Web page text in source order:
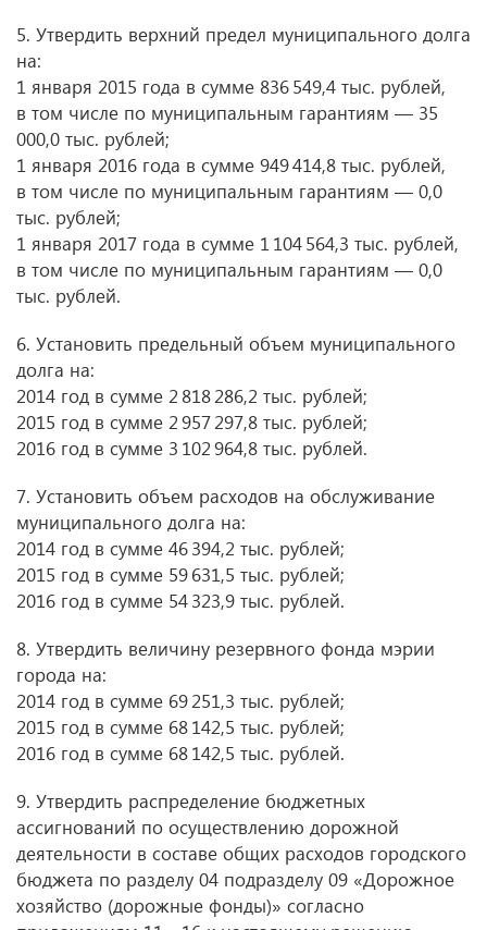
5. Утвердить верхний предел муниципального долга
на:
1 января 2015 года в сумме 836 549,4 тыс. рублей,
в том числе по муниципальным гарантиям — 35
000,0 тыс. рублей;
1 января 2016 года в сумме 949 414,8 тыс. рублей,
в том числе по муниципальным гарантиям — 0,0
тыс. рублей;
1 января 2017 года в сумме 1 104 564,3 тыс. рублей,
в том числе по муниципальным гарантиям — 0,0
тыс. рублей.
6. Установить предельный объем муниципального
долга на:
2014 год в сумме 2 818 286,2 тыс. рублей;
2015 год в сумме 2 957 297,8 тыс. рублей;
2016 год в сумме 3 102 964,8 тыс. рублей.
7. Установить объем расходов на обслуживание
муниципального долга на:
2014 год в сумме 46 394,2 тыс. рублей;
2015 год в сумме 59 631,5 тыс. рублей;
2016 год в сумме 54 323,9 тыс. рублей.
8. Утвердить величину резервного фонда мэрии
города на:
2014 год в сумме 69 251,3 тыс. рублей;
2015 год в сумме 68 142,5 тыс. рублей;
2016 год в сумме 68 142,5 тыс. рублей.
9. Утвердить распределение бюджетных
ассигнований по осуществлению дорожной
деятельности в составе общих расходов городского
бюджета по разделу 04 подразделу 09 «Дорожное
хозяйство (дорожные фонды)» согласно